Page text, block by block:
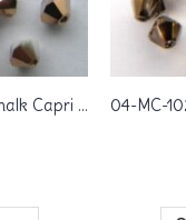
04-MC-03000-27101 White Chalk Capri Gold bicones 4 mm 50 stuks